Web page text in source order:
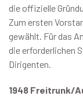
die offizielle
Zum ersten
gewählt. Für das
die erforderlichen
Dirigenten.
1948 Freitrunk/